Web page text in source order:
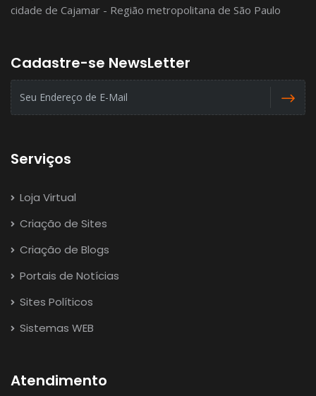
cidade de Cajamar - Região metropolitana de São Paulo
Cadastre-se NewsLetter
Serviços
Loja Virtual
Criação de Sites
Criação de Blogs
Portais de Notícias
Sites Políticos
Sistemas WEB
Atendimento